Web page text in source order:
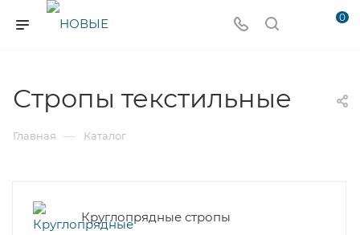
0
Стропы текстильные
Главная — Каталог
Круглопрядные стропы